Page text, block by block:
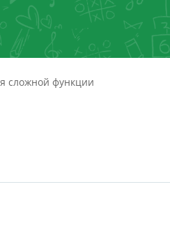
сложной функции